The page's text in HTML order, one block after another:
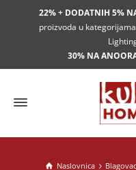
22% + DODATNIH 5%
proizvoda u
30% NA
Naslovnica